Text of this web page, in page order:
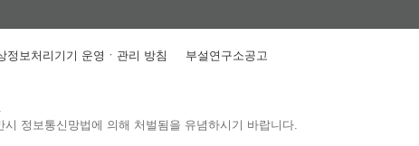
정보처리기기 운영ㆍ관리 방침 부설연구소공고
정보통신망법에 의해 처벌됨을 유념하시기 바랍니다.